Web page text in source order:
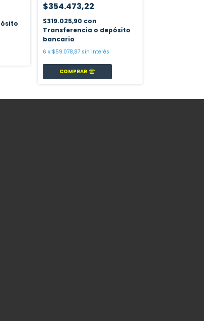
$354.473,22
$319.025,90 con
Transferencia o depósito
bancario
6 x $59.078,87 sin interés
COMPRAR